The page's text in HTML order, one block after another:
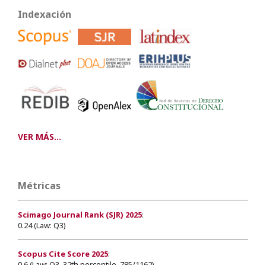
Indexación
VER MÁS...
Métricas
Scimago Journal Rank (SJR) 2025:
0.24 (Law: Q3)
Scopus Cite Score 2025: